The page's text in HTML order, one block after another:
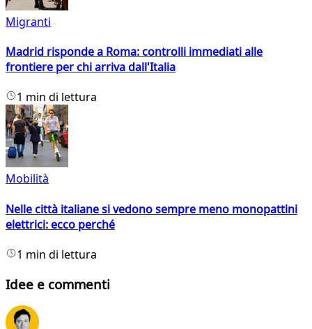
Migranti
Madrid risponde a Roma: controlli immediati alle
frontiere per chi arriva dall'Italia
1 min di lettura
Mobilità
Nelle città italiane si vedono sempre meno monopattini
elettrici: ecco perché
1 min di lettura
Idee e commenti